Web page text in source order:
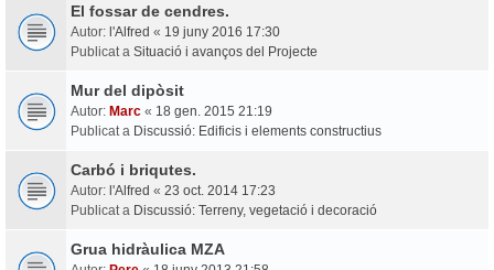
El fossar de cendres.
Autor: l'Alfred « 19 juny 2016 17:30
Publicat a Situació i avanços del Projecte
Mur del dipòsit
Autor: Marc « 18 gen. 2015 21:19
Publicat a Discussió: Edificis i elements constructius
Carbó i briqutes.
Autor: l'Alfred « 23 oct. 2014 17:23
Publicat a Discussió: Terreny, vegetació i decoració
Grua hidràulica MZA